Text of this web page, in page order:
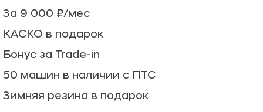
За 9 000 ₽/мес
КАСКО в подарок
Бонус за Trade-in
50 машин в наличии с ПТС
Зимняя резина в подарок